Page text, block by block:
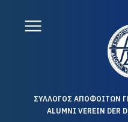
ΣΥΛΛΟΓΟΣ ΑΠΟΦΟΙΤΩΝ
ALUMNI VEREIN DER